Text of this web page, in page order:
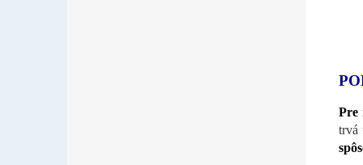
Pre
trvá